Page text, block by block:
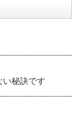
い秘訣です